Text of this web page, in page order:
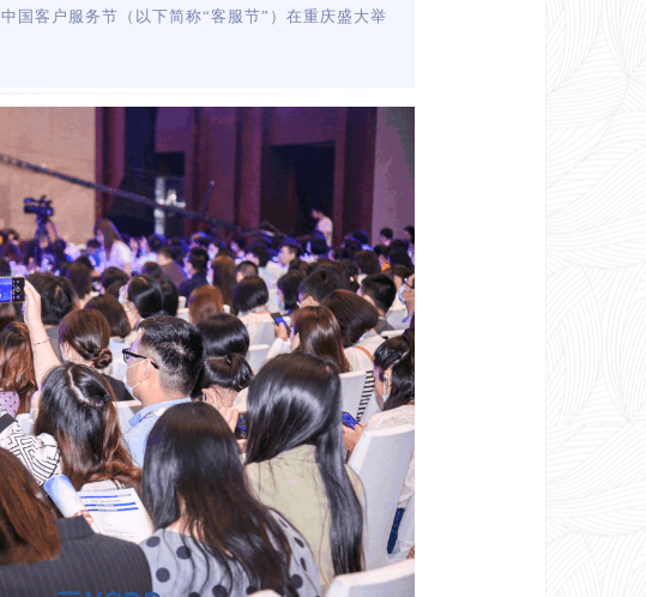
国客户服务节（以下简称“客服节”）在重庆盛大举